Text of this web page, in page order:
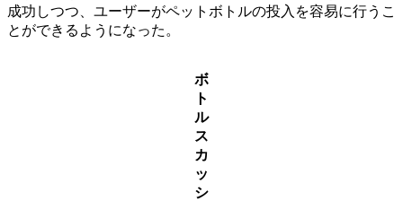
成功しつつ、ユーザーがペットボトルの投入を容易に行うこ
とができるようになった。
ボ
ト
ル
ス
カ
ッ
シ